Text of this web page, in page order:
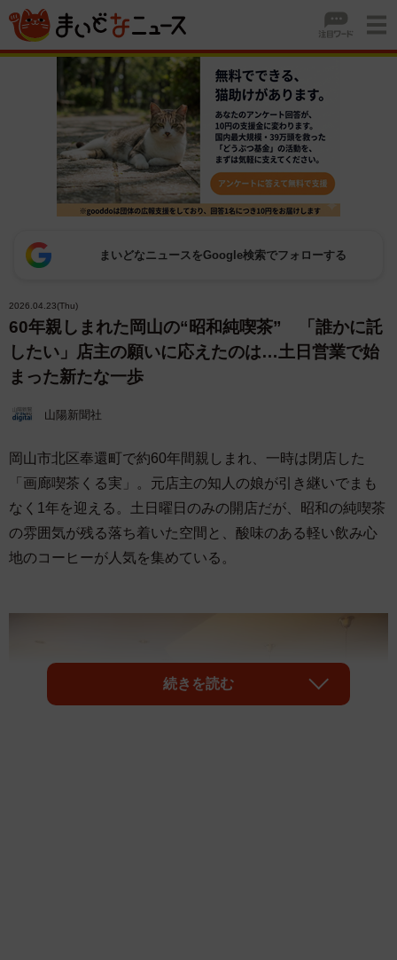
まいどなニュースをGoogle検索でフォローする
2026.04.23(Thu)
60年親しまれた岡山の“昭和純喫茶” 「誰かに託
したい」店主の願いに応えたのは…土日営業で始
まった新たな一歩
山陽新聞社
岡山市北区奉還町で約60年間親しまれ、一時は閉店した
「画廊喫茶くる実」。元店主の知人の娘が引き継いでまも
なく1年を迎える。土日曜日のみの開店だが、昭和の純喫茶
の雰囲気が残る落ち着いた空間と、酸味のある軽い飲み心
地のコーヒーが人気を集めている。
続きを読む